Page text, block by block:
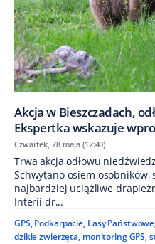
Akcja w Bieszczadach,
Ekspertka wskazuje
Czwartek, 28 maja (12:40)
Trwa akcja odłowu
Schwytano osiem osobników,
najbardziej uciążliwe
Interii dr...
GPS, Podkarpacie, Lasy Państwowe
dzikie zwierzęta, monitoring GPS,